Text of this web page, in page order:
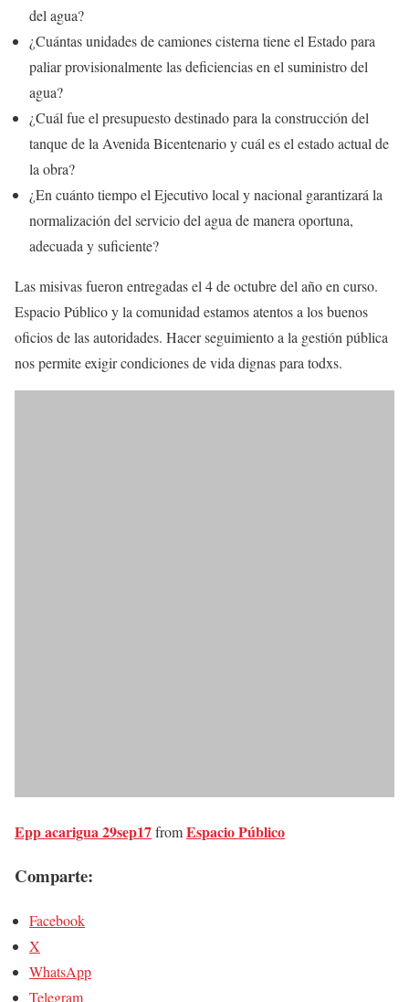
del agua?
¿Cuántas unidades de camiones cisterna tiene el Estado para
paliar provisionalmente las deficiencias en el suministro del
agua?
¿Cuál fue el presupuesto destinado para la construcción del
tanque de la Avenida Bicentenario y cuál es el estado actual de
la obra?
¿En cuánto tiempo el Ejecutivo local y nacional garantizará la
normalización del servicio del agua de manera oportuna,
adecuada y suficiente?
Las misivas fueron entregadas el 4 de octubre del año en curso.
Espacio Público y la comunidad estamos atentos a los buenos
oficios de las autoridades. Hacer seguimiento a la gestión pública
nos permite exigir condiciones de vida dignas para todxs.
Epp acarigua 29sep17fromEspacio Público
Comparte:
Facebook
X
WhatsApp
Telegram